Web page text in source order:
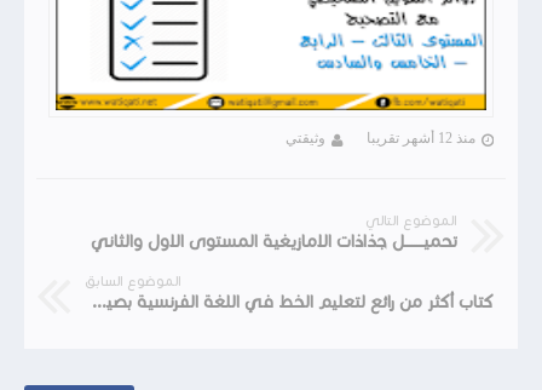
منذ 12 أشهر تقريبا وثيقتي
الموضوع التالي
تحميــــــــل جذاذات الامازيغية المستوى الاول والثاني
الموضوع السابق
كتاب أكثر من رائع لتعليم الخط في اللغة الفرنسية بصيغة PDF و على الميديافير